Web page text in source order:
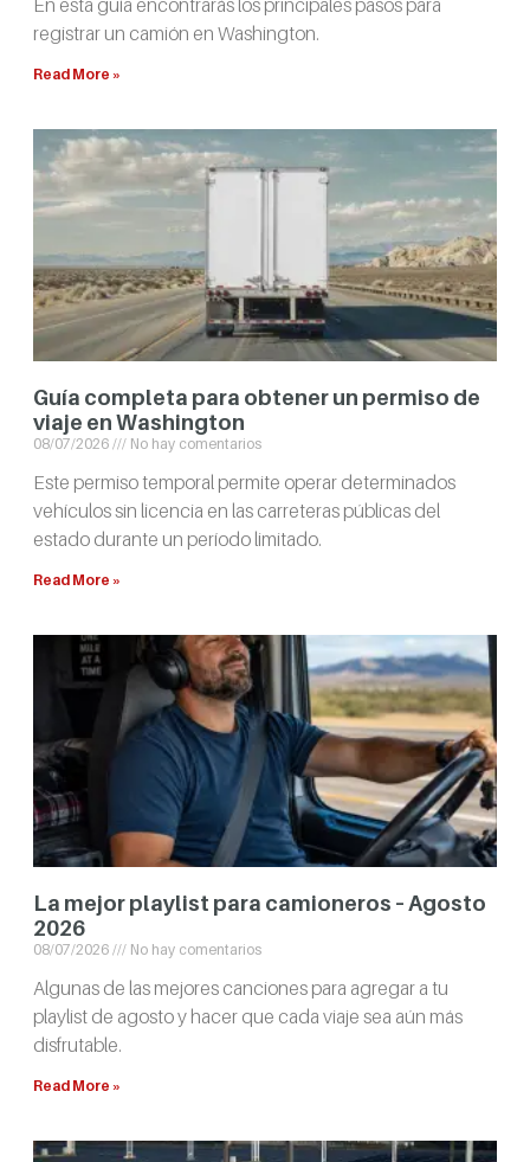
En esta guía encontrarás los principales pasos para
registrar un camión en Washington.
Read More »
Guía completa para obtener un permiso de
viaje en Washington
08/07/2026 No hay comentarios
Este permiso temporal permite operar determinados
vehículos sin licencia en las carreteras públicas del
estado durante un período limitado.
Read More »
La mejor playlist para camioneros – Agosto
2026
08/07/2026 No hay comentarios
Algunas de las mejores canciones para agregar a tu
playlist de agosto y hacer que cada viaje sea aún más
disfrutable.
Read More »